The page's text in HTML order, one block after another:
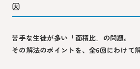
因
苦手な生徒が多い「面積比」の問題。
その解法のポイントを、全6回にわけて